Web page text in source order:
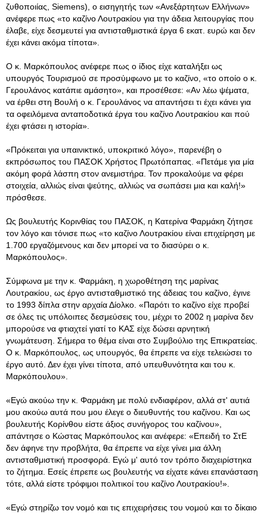
ζυθοποιίας, Siemens), ο εισηγητής των «Ανεξάρτητων Ελλήνων»
ανέφερε πως «το καζίνο Λουτρακίου για την άδεια λειτουργίας που
έλαβε, είχε δεσμευτεί για αντισταθμιστικά έργα 6 εκατ. ευρώ και δεν
έχει κάνει ακόμα τίποτα».
Ο κ. Μαρκόπουλος ανέφερε πως ο ίδιος είχε καταλήξει ως
υπουργός Τουρισμού σε προσύμφωνο με το καζίνο, «το οποίο ο κ.
Γερουλάνος κατάπιε αμάσητο», και προσέθεσε: «Αν λέω ψέματα,
να έρθει στη Βουλή ο κ. Γερουλάνος να απαντήσει τι έχει κάνει για
τα οφειλόμενα ανταποδοτικά έργα του καζίνο Λουτρακίου και πού
έχει φτάσει η ιστορία».
«Πρόκειται για υπαινικτικό, υποκριτικό λόγο», παρενέβη ο
εκπρόσωπος του ΠΑΣΟΚ Χρήστος Πρωτόπαπας. «Πετάμε για μία
ακόμη φορά λάσπη στον ανεμιστήρα. Τον προκαλούμε να φέρει
στοιχεία, αλλιώς είναι ψεύτης, αλλιώς να σωπάσει μια και καλή!»
πρόσθεσε.
Ως βουλευτής Κορινθίας του ΠΑΣΟΚ, η Κατερίνα Φαρμάκη ζήτησε
τον λόγο και τόνισε πως «το καζίνο Λουτρακίου είναι επιχείρηση με
1.700 εργαζόμενους και δεν μπορεί να το διασύρει ο κ.
Μαρκόπουλος».
Σύμφωνα με την κ. Φαρμάκη, η χωροθέτηση της μαρίνας
Λουτρακίου, ως έργο αντισταθμιστικό της άδειας του καζίνο, έγινε
το 1993 δίπλα στην αρχαία Δίολκο. «Παρότι το καζίνο είχε προβεί
σε όλες τις υπόλοιπες δεσμεύσεις του, μέχρι το 2002 η μαρίνα δεν
μπορούσε να φτιαχτεί γιατί το ΚΑΣ είχε δώσει αρνητική
γνωμάτευση. Σήμερα το θέμα είναι στο Συμβούλιο της Επικρατείας.
Ο κ. Μαρκόπουλος, ως υπουργός, θα έπρεπε να είχε τελειώσει το
έργο αυτό. Δεν έχει γίνει τίποτα, από υπευθυνότητα και του κ.
Μαρκόπουλου».
«Εγώ ακούω την κ. Φαρμάκη με πολύ ενδιαφέρον, αλλά στ' αυτιά
μου ακούω αυτά που μου έλεγε ο διευθυντής του καζίνου. Και ως
βουλευτής Κορίνθου είστε άξιος συνήγορος του καζίνου»,
απάντησε ο Κώστας Μαρκόπουλος και ανέφερε: «Επειδή το ΣτΕ
δεν άφηνε την προβλήτα, θα έπρεπε να είχε γίνει μια άλλη
αντισταθμιστική προσφορά. Εγώ μ' αυτό τον τρόπο διαχειρίστηκα
το ζήτημα. Εσείς έπρεπε ως βουλευτής να είχατε κάνει επανάσταση
τότε, αλλά είστε τρόφιμοι πολιτικοί του καζίνο Λουτρακίου!».
«Εγώ στηρίζω τον νομό και τις επιχειρήσεις του νομού και το δίκαιο